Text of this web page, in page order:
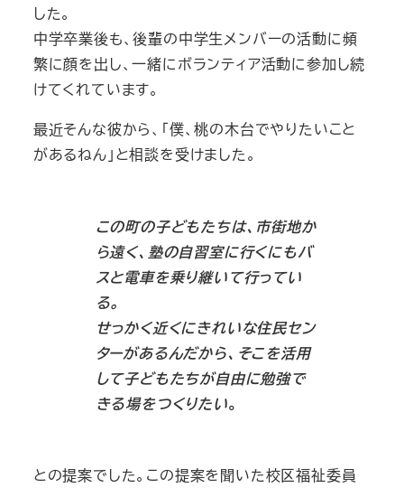
した。
中学卒業後も、後輩の中学生メンバーの活動に頻
繁に顔を出し、一緒にボランティア活動に参加し続
けてくれています。
最近そんな彼から、「僕、桃の木台でやりたいこと
があるねん」と相談を受けました。
この町の子どもたちは、市街地か
ら遠く、塾の自習室に行くにもバ
スと電車を乗り継いて行ってい
る。
せっかく近くにきれいな住民セン
ターがあるんだから、そこを活用
して子どもたちが自由に勉強で
きる場をつくりたい。
との提案でした。この提案を聞いた校区福祉委員